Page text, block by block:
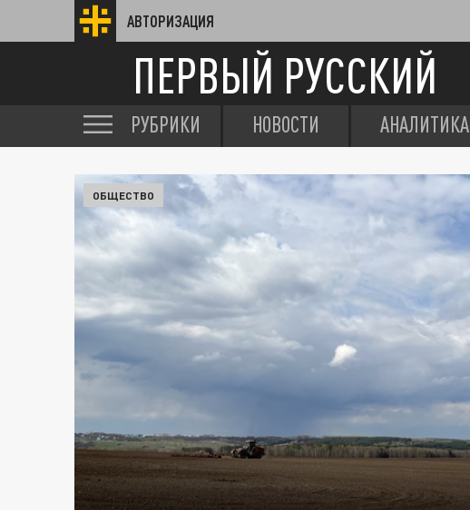
АВТОРИЗАЦИЯ
ПЕРВЫЙ РУССКИЙ
РУБРИКИ НОВОСТИ АНАЛИТИКА
ОБЩЕСТВО